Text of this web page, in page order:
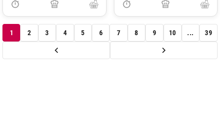
1 2 3 4 5 6 7 8 9 10 ... 39